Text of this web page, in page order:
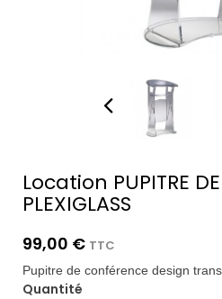
Location PUPITRE
PLEXIGLASS
99,00 € TTC
Pupitre de conférence design
Quantité